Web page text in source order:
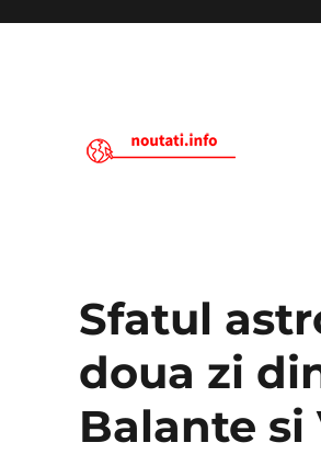
Sfatul
doua zi
Balante si